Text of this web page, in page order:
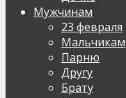
Мужчинам
23 февраля
Мальчикам
Парню
Другу
Брату